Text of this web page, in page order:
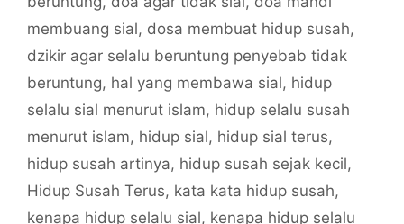
membuang sial, dosa membuat hidup susah,
dzikir agar selalu beruntung penyebab tidak
beruntung, hal yang membawa sial, hidup
selalu sial menurut islam, hidup selalu susah
menurut islam, hidup sial, hidup sial terus,
hidup susah artinya, hidup susah sejak kecil,
Hidup Susah Terus, kata kata hidup susah,
kenapa hidup selalu sial, kenapa hidup selalu